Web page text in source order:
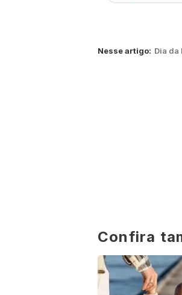
Nesse artigo: Dia da
Confira